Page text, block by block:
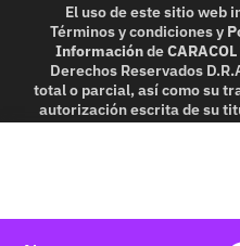
El uso de este sitio web
Términos y condicionesy
Informaciónde
Derechos Reservados
total o parcial, así como su
autorización escrita de su
in part, or translation